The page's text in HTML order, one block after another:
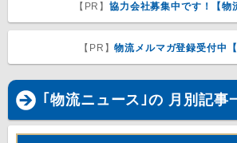
【PR】協力会社募集中です！【物
【PR】物流メルマガ登録受付中【
｢物流ニュース｣の 月別記事